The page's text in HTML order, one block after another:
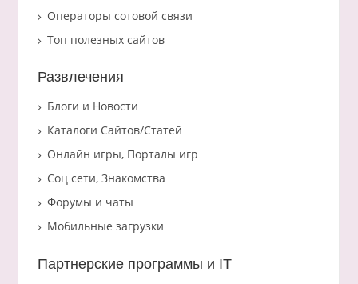
Операторы сотовой связи
Топ полезных сайтов
Развлечения
Блоги и Новости
Каталоги Сайтов/Статей
Онлайн игры, Порталы игр
Соц сети, Знакомства
Форумы и чаты
Мобильные загрузки
Партнерские программы и IT